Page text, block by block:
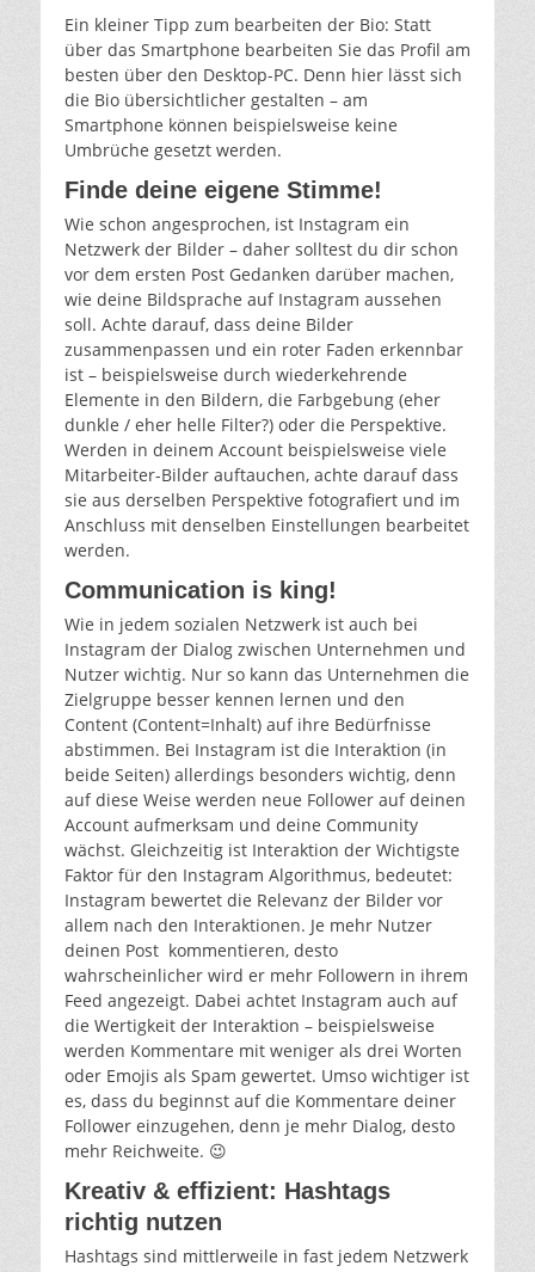
Ein kleiner Tipp zum bearbeiten der Bio: Statt
über das Smartphone bearbeiten Sie das Profil am
besten über den Desktop-PC. Denn hier lässt sich
die Bio übersichtlicher gestalten – am
Smartphone können beispielsweise keine
Umbrüche gesetzt werden.
Finde deine eigene Stimme!
Wie schon angesprochen, ist Instagram ein
Netzwerk der Bilder – daher solltest du dir schon
vor dem ersten Post Gedanken darüber machen,
wie deine Bildsprache auf Instagram aussehen
soll. Achte darauf, dass deine Bilder
zusammenpassen und ein roter Faden erkennbar
ist – beispielsweise durch wiederkehrende
Elemente in den Bildern, die Farbgebung (eher
dunkle / eher helle Filter?) oder die Perspektive.
Werden in deinem Account beispielsweise viele
Mitarbeiter-Bilder auftauchen, achte darauf dass
sie aus derselben Perspektive fotografiert und im
Anschluss mit denselben Einstellungen bearbeitet
werden.
Communication is king!
Wie in jedem sozialen Netzwerk ist auch bei
Instagram der Dialog zwischen Unternehmen und
Nutzer wichtig. Nur so kann das Unternehmen die
Zielgruppe besser kennen lernen und den
Content (Content=Inhalt) auf ihre Bedürfnisse
abstimmen. Bei Instagram ist die Interaktion (in
beide Seiten) allerdings besonders wichtig, denn
auf diese Weise werden neue Follower auf deinen
Account aufmerksam und deine Community
wächst. Gleichzeitig ist Interaktion der Wichtigste
Faktor für den Instagram Algorithmus, bedeutet:
Instagram bewertet die Relevanz der Bilder vor
allem nach den Interaktionen. Je mehr Nutzer
deinen Post kommentieren, desto
wahrscheinlicher wird er mehr Followern in ihrem
Feed angezeigt. Dabei achtet Instagram auch auf
die Wertigkeit der Interaktion – beispielsweise
werden Kommentare mit weniger als drei Worten
oder Emojis als Spam gewertet. Umso wichtiger ist
es, dass du beginnst auf die Kommentare deiner
Follower einzugehen, denn je mehr Dialog, desto
mehr Reichweite. 😉
Kreativ & effizient: Hashtags
richtig nutzen
Hashtags sind mittlerweile in fast jedem Netzwerk